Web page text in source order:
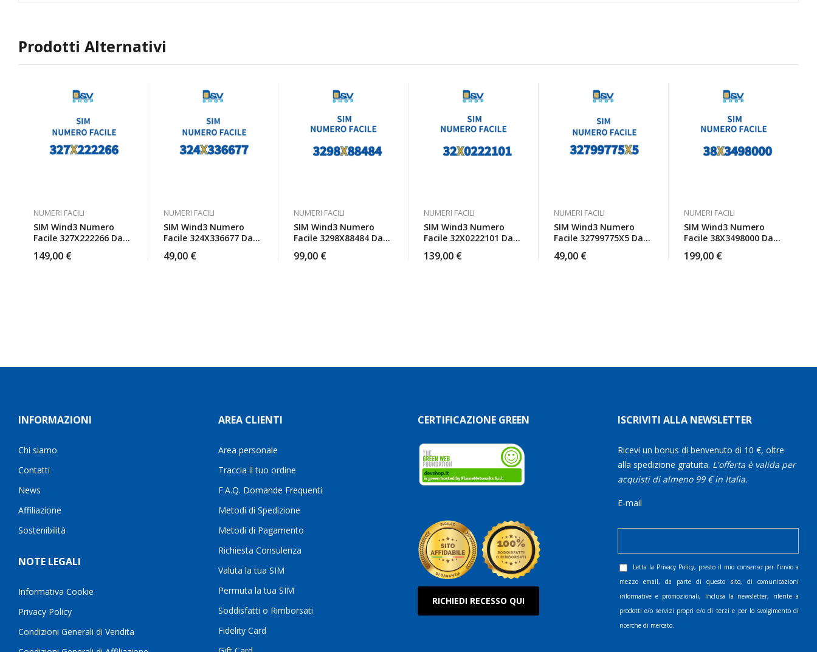
Prodotti Alternativi
NUMERI FACILI
SIM Wind3 Numero
Facile 327X222266 Da
149,00 €
NUMERI FACILI
SIM Wind3 Numero
Facile 324X336677 Da
49,00 €
NUMERI FACILI
SIM Wind3 Numero
Facile 3298X88484 Da
99,00 €
NUMERI FACILI
SIM Wind3 Numero
Facile 32X0222101 Da
139,00 €
NUMERI FACILI
SIM Wind3 Numero
Facile 32799775X5 Da
49,00 €
NUMERI FACILI
SIM Wind3 Numero
Facile 38X3498000 Da
199,00 €
INFORMAZIONI
Chi siamo
Contatti
News
Affiliazione
Sostenibilità
NOTE LEGALI
Informativa Cookie
Privacy Policy
Condizioni Generali di Vendita
AREA CLIENTI
Area personale
Traccia il tuo ordine
F.A.Q. Domande Frequenti
Metodi di Spedizione
Metodi di Pagamento
Richiesta Consulenza
Valuta la tua SIM
Permuta la tua SIM
Soddisfatti o Rimborsati
Fidelity Card
CERTIFICAZIONE GREEN
RICHIEDI RECESSO QUI
ISCRIVITI ALLA NEWSLETTER
Ricevi un bonus di benvenuto di 10 €, oltre
alla spedizione gratuita. L'offerta è valida per
acquisti di almeno 99 € in Italia.
E-mail
Letta la Privacy Policy, presto il mio consenso per l’invio a
mezzo email, da parte di questo sito, di comunicazioni
informative e promozionali, inclusa la newsletter, riferite a
prodotti e/o servizi propri e/o di terzi e per lo svolgimento di
ricerche di mercato.